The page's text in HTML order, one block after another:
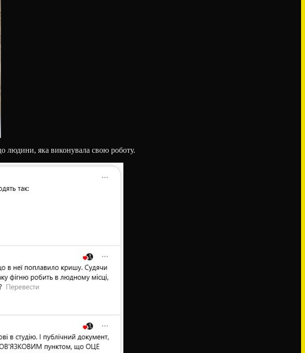
людини, яка виконувала свою роботу.